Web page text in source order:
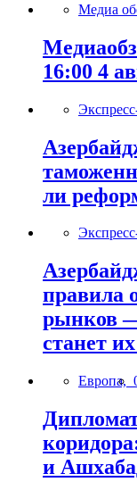
Медиа
16:00 4
ли
правила
рынков
станет
Европа,
и